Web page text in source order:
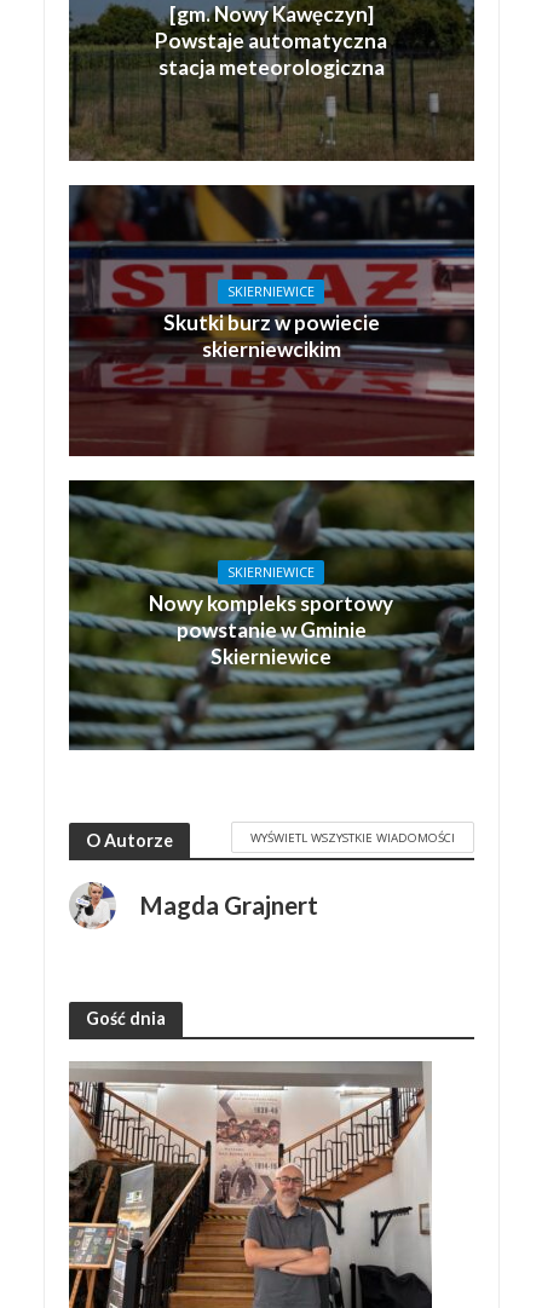
[gm. Nowy Kawęczyn]
Powstaje automatyczna
stacja meteorologiczna
SKIERNIEWICE
Skutki burz w powiecie
skierniewcikim
SKIERNIEWICE
Nowy kompleks sportowy
powstanie w Gminie
Skierniewice
O Autorze WYŚWIETL WSZYSTKIE WIADOMOŚCI
Magda Grajnert
Gość dnia